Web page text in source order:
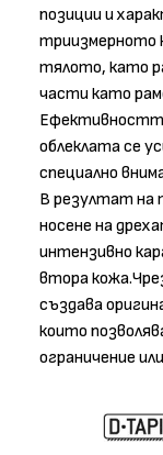
позиции и
триизмерното
тялото, като
части като
облеклата се
специално
В резултат на
носене на
интензивно
втора
създава
които
ограничение